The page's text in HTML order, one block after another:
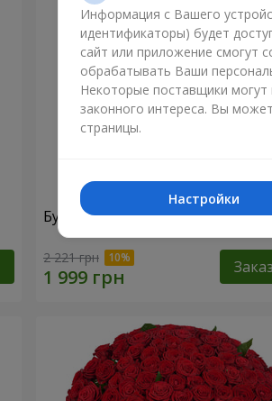
Букет "15 разноцветных
2 221 грн
Информация с Вашего
идентификаторы) будет
сайт или приложение смогут
обрабатывать Ваши
Некоторые поставщики
законного интереса. Вы
страницы.
Настройки